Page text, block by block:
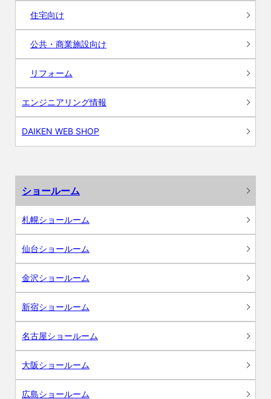
住宅向け
公共・商業施設向け
リフォーム
エンジニアリング情報
DAIKEN WEB SHOP
ショールーム
札幌ショールーム
仙台ショールーム
金沢ショールーム
新宿ショールーム
名古屋ショールーム
大阪ショールーム
広島ショールーム